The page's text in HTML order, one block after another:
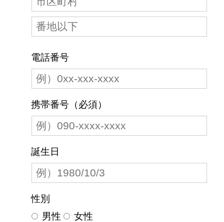
電話番号
携帯番号（必須）
誕生日
性別
男性
女性